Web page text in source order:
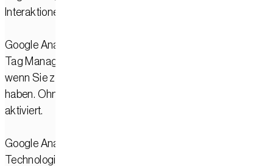
Interaktionen auf unserer Website verarbeitet werden.
Google Analytics wird auf unserer Website über den
Tag Manager eingebunden. Die Verarbeitung erfolgt nur,
wenn Sie zuvor über unser Consent-Banner eingewilligt
haben. Ohne Ihre Einwilligung wird Google Analytics nicht
aktiviert.
Google Analytics kann Cookies setzen oder vergleichbare
Technologien verwenden, um die Nutzung unserer Website